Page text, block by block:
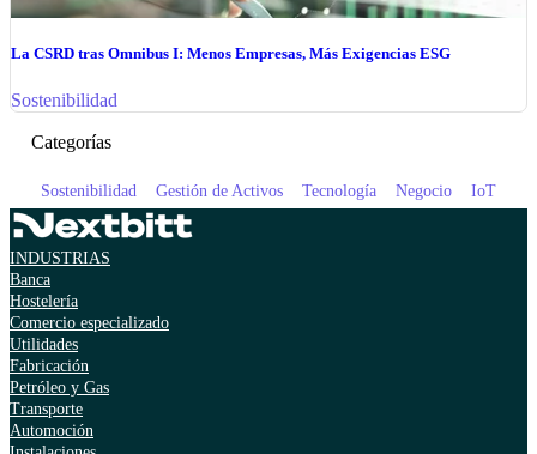
La CSRD tras Omnibus I: Menos Empresas, Más Exigencias ESG
Sostenibilidad
Categorías
Sostenibilidad Gestión de Activos Tecnología Negocio IoT
INDUSTRIAS
Banca
Hostelería
Comercio especializado
Utilidades
Fabricación
Petróleo y Gas
Transporte
Automoción